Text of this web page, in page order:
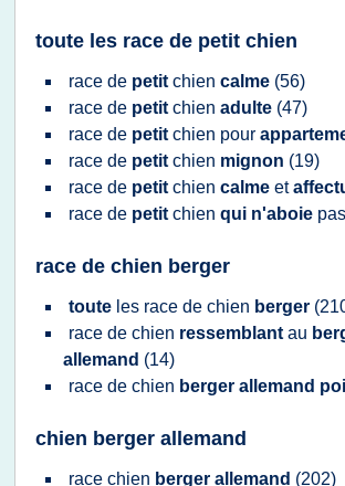
toute les race de petit chien
race de petit chien calme (56)
race de petit chien adulte (47)
race de petit chien pour
race de petit chien mignon (19)
race de petit chien calme et
race de petit chien qui n'aboie pas
race de chien berger
toute les race de chien berger
race de chien ressemblant au
allemand (14)
race de chien berger allemand
chien berger allemand
race chien berger allemand (202)